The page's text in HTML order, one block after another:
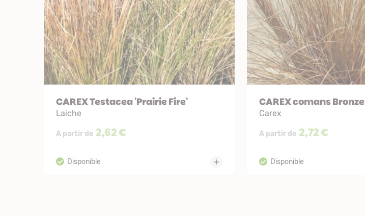
CAREX Testacea 'Prairie Fire'
Laiche
A partir de 2,62 €
CAREX comans Bronze
Carex
A partir de 2,72 €